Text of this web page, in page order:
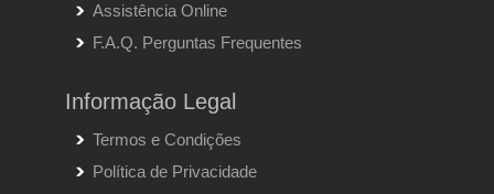
Assistência Online
F.A.Q. Perguntas Frequentes
Informação Legal
Termos e Condições
Política de Privacidade